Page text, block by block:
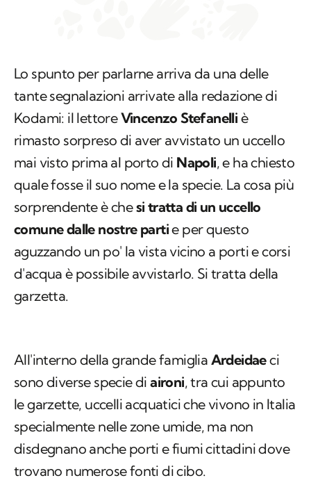
Lo spunto per parlarne arriva da una delle
tante segnalazioni arrivate alla redazione di
Kodami: il lettoreVincenzo Stefanelli è
rimasto sorpreso di aver avvistato un uccello
mai visto prima al porto di Napoli, e ha chiesto
quale fosse il suo nome e la specie. La cosa più
sorprendente è chesi tratta di un uccello
comune dalle nostre partie per questo
aguzzando un po' la vista vicino a porti e corsi
d'acqua è possibile avvistarlo. Si tratta della
garzetta.
All'interno della grande famiglia Ardeidaeci
sono diverse specie diaironi, tra cui appunto
le garzette, uccelli acquatici che vivono in Italia
specialmente nelle zone umide, ma non
disdegnano anche porti e fiumi cittadini dove
trovano numerose fonti di cibo.